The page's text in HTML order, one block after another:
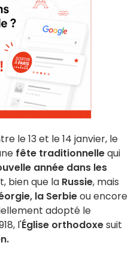
le 13 et le 14 janvier, le
fête traditionnellequi
année dans les
bien que la Russie, mais
la Serbieou encore
adopté le
l'Église orthodoxesuit